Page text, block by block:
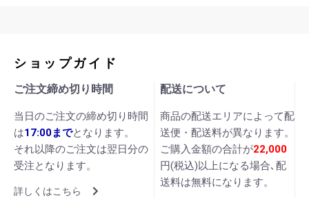
ショップガイド
ご注文締め切り時間
当日のご注文の締め切り時間
は17:00までとなります。
それ以降のご注文は翌日分の
受注となります。
詳しくはこちら
配送について
商品の配送エリアによって配
送便・配送料が異なります。
ご購入金額の合計が22,000
円(税込)以上になる場合､配
送料は無料になります。